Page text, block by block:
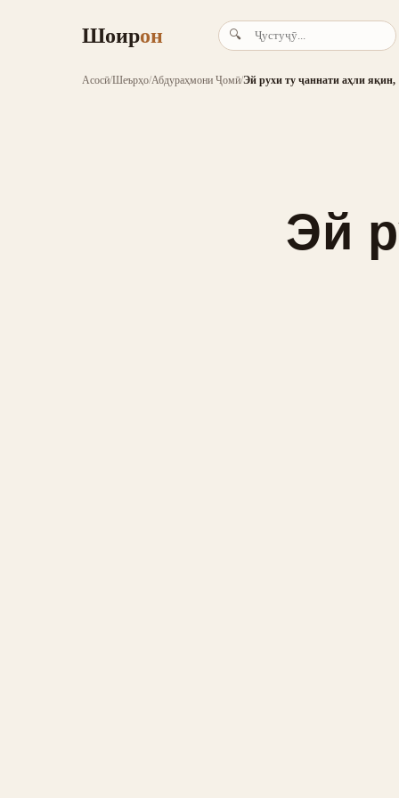
Шоирон 🔍
Асосӣ/Шеърҳо/Абдураҳмони Ҷомӣ/Эй рухи ту ҷаннати аҳли яқин,
Эй